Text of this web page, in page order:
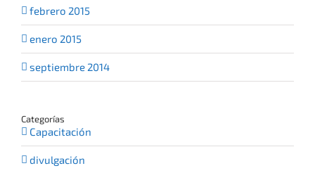
febrero 2015
enero 2015
septiembre 2014
Categorías
Capacitación
divulgación